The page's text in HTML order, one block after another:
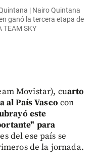
| Nairo Quintana
ganó la tercera etapa de
TEAM SKY
Movistar), cuarto
al País Vasco con
este
para
del ese país se
de la jornada.